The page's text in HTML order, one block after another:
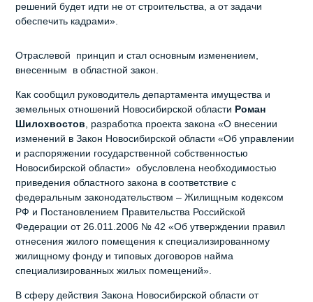
решений будет идти не от строительства, а от задачи
обеспечить кадрами».
Отраслевой принцип и стал основным изменением,
внесенным в областной закон.
Как сообщил руководитель департамента имущества и
земельных отношений Новосибирской области Роман
Шилохвостов, разработка проекта закона «О внесении
изменений в Закон Новосибирской области «Об управлении
и распоряжении государственной собственностью
Новосибирской области» обусловлена необходимостью
приведения областного закона в соответствие с
федеральным законодательством – Жилищным кодексом
РФ и Постановлением Правительства Российской
Федерации от 26.011.2006 № 42 «Об утверждении правил
отнесения жилого помещения к специализированному
жилищному фонду и типовых договоров найма
специализированных жилых помещений».
В сферу действия Закона Новосибирской области от